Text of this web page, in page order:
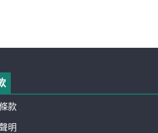
款
明